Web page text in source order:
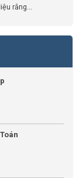
rằng...